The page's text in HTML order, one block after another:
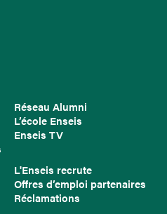
Réseau Alumni
L’école Enseis
Enseis TV
L'Enseis recrute
Offres d’emploi partenaires
Réclamations